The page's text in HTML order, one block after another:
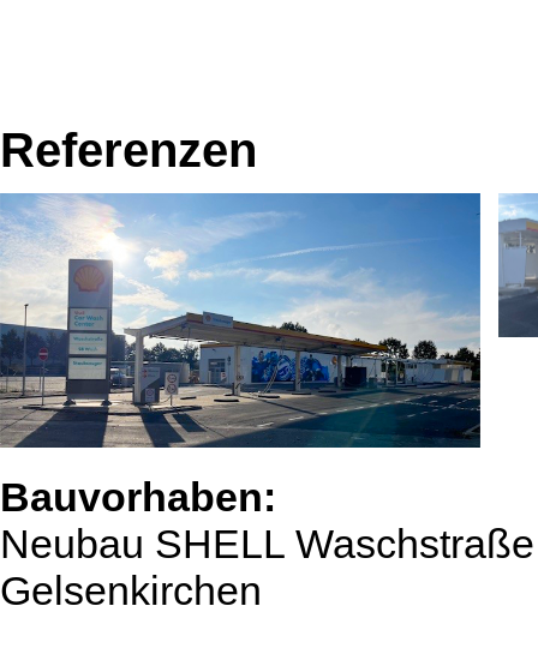
Referenzen
Bauvorhaben:
Neubau SHELL
Gelsenkirchen